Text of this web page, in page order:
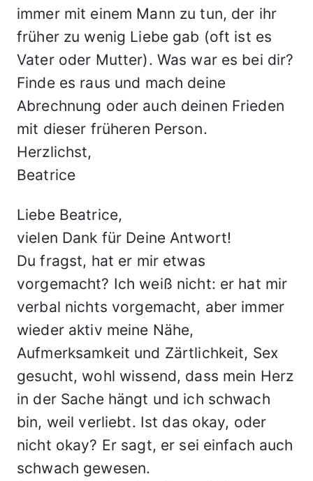
immer mit einem Mann zu tun, der ihr
früher zu wenig Liebe gab (oft ist es
Vater oder Mutter). Was war es bei dir?
Finde es raus und mach deine
Abrechnung oder auch deinen Frieden
mit dieser früheren Person.
Herzlichst,
Beatrice
Liebe Beatrice,
vielen Dank für Deine Antwort!
Du fragst, hat er mir etwas
vorgemacht? Ich weiß nicht: er hat mir
verbal nichts vorgemacht, aber immer
wieder aktiv meine Nähe,
Aufmerksamkeit und Zärtlichkeit, Sex
gesucht, wohl wissend, dass mein Herz
in der Sache hängt und ich schwach
bin, weil verliebt. Ist das okay, oder
nicht okay? Er sagt, er sei einfach auch
schwach gewesen.